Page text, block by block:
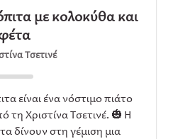
με κολοκύθα και
Τσετινέ
είναι ένα νόστιμο πιάτο
Χριστίνα Τσετινέ. 🎃 Η
δίνουν στη γέμιση μια